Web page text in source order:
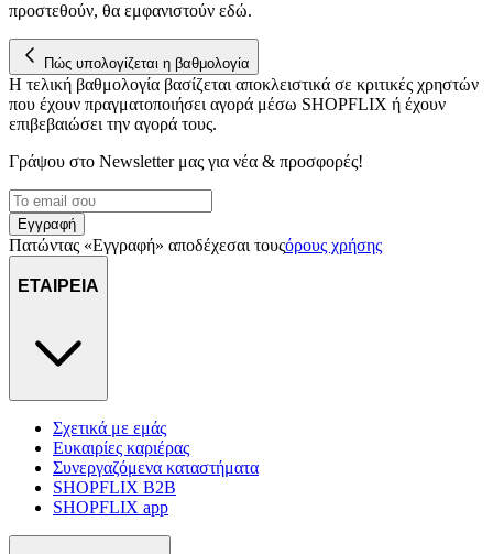
προστεθούν, θα εμφανιστούν εδώ.
Πώς υπολογίζεται η βαθμολογία
Η τελική βαθμολογία βασίζεται αποκλειστικά σε κριτικές χρηστών
που έχουν πραγματοποιήσει αγορά μέσω SHOPFLIX ή έχουν
επιβεβαιώσει την αγορά τους.
Γράψου στο Νewsletter μας για νέα & προσφορές!
Εγγραφή
Πατώντας «Εγγραφή» αποδέχεσαι τουςόρους χρήσης
ΕΤΑΙΡΕΙΑ
Σχετικά με εμάς
Ευκαιρίες καριέρας
Συνεργαζόμενα καταστήματα
SHOPFLIX B2B
SHOPFLIX app